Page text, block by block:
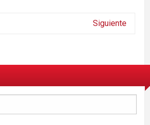
Siguiente